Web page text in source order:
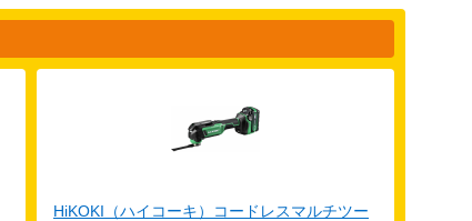
HiKOKI（ハイコーキ）コードレスマルチツー